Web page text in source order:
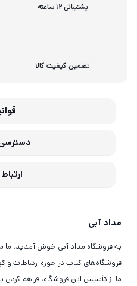
پشتیبانی 12 ساعته
تضمین کیفیت کالا
مداد آبی
به فروشگاه مداد آبی خوش آمدید! ما
فروشگاه‌های کتاب در حوزه ارتباطات
ما از تأسیس این فروشگاه، فراهم